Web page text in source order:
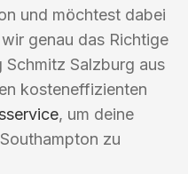
und möchtest dabei
genau das Richtige
Salzburg aus
kosteneffizienten
, um deine
zu